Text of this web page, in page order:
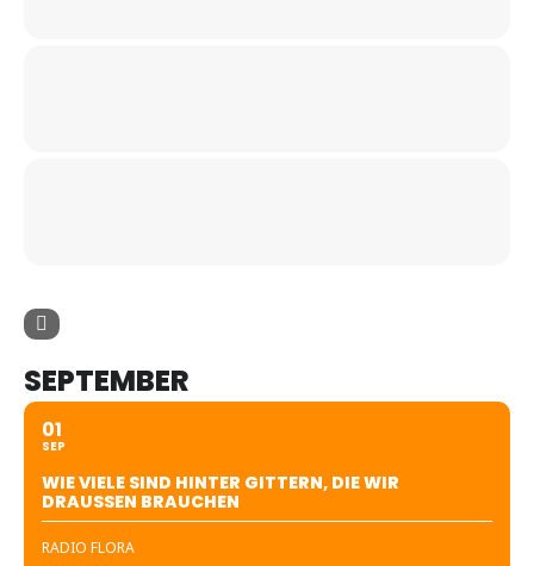
SEPTEMBER
01
SEP
WIE VIELE SIND HINTER GITTERN, DIE WIR
DRAUSSEN BRAUCHEN
RADIO FLORA